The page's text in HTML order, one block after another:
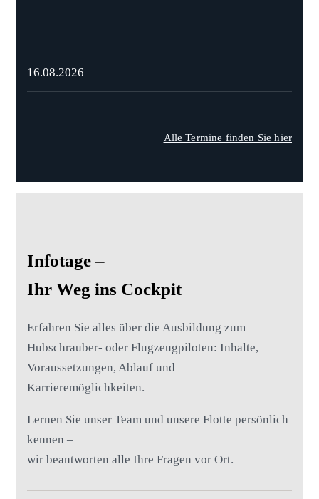
16.08.2026
Alle Termine finden Sie hier
Infotage –
Ihr Weg ins Cockpit
Erfahren Sie alles über die Ausbildung zum
Hubschrauber- oder Flugzeugpiloten: Inhalte,
Voraussetzungen, Ablauf und
Karrieremöglichkeiten.
Lernen Sie unser Team und unsere Flotte persönlich
kennen –
wir beantworten alle Ihre Fragen vor Ort.